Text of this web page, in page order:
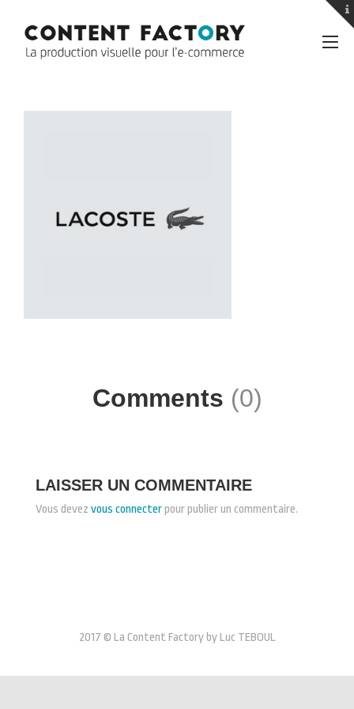
Comments (0)
LAISSER UN COMMENTAIRE
Vous devez vous connecterpour publier un commentaire.
2017 © La Content Factory by Luc TEBOUL